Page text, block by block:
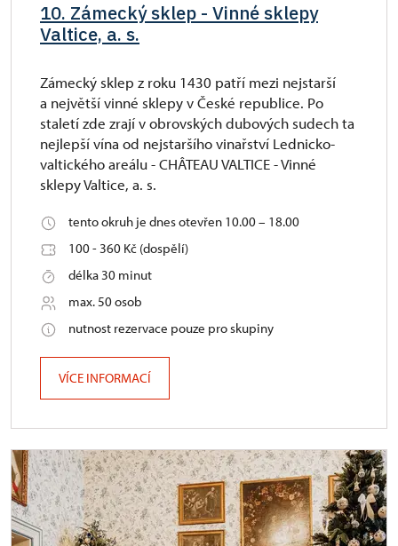
10. Zámecký sklep - Vinné sklepy
Valtice, a. s.
Zámecký sklep z roku 1430 patří mezi nejstarší
a největší vinné sklepy v České republice. Po
staletí zde zrají v obrovských dubových sudech ta
nejlepší vína od nejstaršího vinařství Lednicko-
valtického areálu - CHÂTEAU VALTICE - Vinné
sklepy Valtice, a. s.
tento okruh je dnes otevřen 10.00 – 18.00
100 - 360 Kč (dospělí)
délka 30 minut
max. 50 osob
nutnost rezervace pouze pro skupiny
VÍCE INFORMACÍ